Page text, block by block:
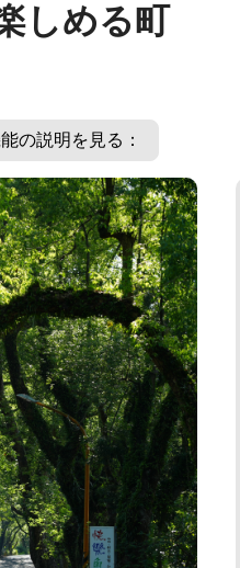
しめる町
の説明を見る：